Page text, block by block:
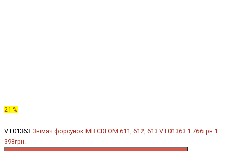
21 %
VT01363 Знімач форсунок MB CDI OM 611, 612, 613 VT01363 1 766грн.1
398грн.